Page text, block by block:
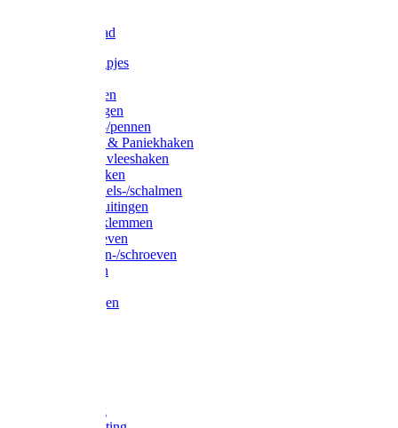
Waslijndraad
Simplexknipjes
Sleutelringen
Gelaste ringen
Borgveren-/pennen
Musketons & Paniekhaken
S-haken & vleeshaken
Karabijnhaken
Noodschakels-/schalmen
Harp-/D-sluitingen
Staaldraadklemmen
Spanschroeven
Ringmoeren-/schroeven
Puntkousen
Aanlegringen
Voetketting